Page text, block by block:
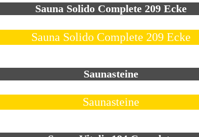
Sauna Solido Complete 209 Ecke
Sauna Solido Complete 209 Ecke
Saunasteine
Saunasteine